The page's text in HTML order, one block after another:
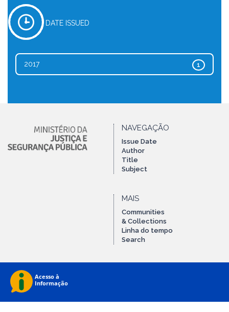
DATE ISSUED
1
2017
NAVEGAÇÃO
Issue Date
Author
Title
Subject
MAIS
Communities
& Collections
Linha do tempo
Search